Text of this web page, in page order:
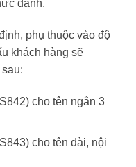
danh.
phụ thuộc vào độ
khách hàng sẽ
cho tên ngắn 3
cho tên dài, nội